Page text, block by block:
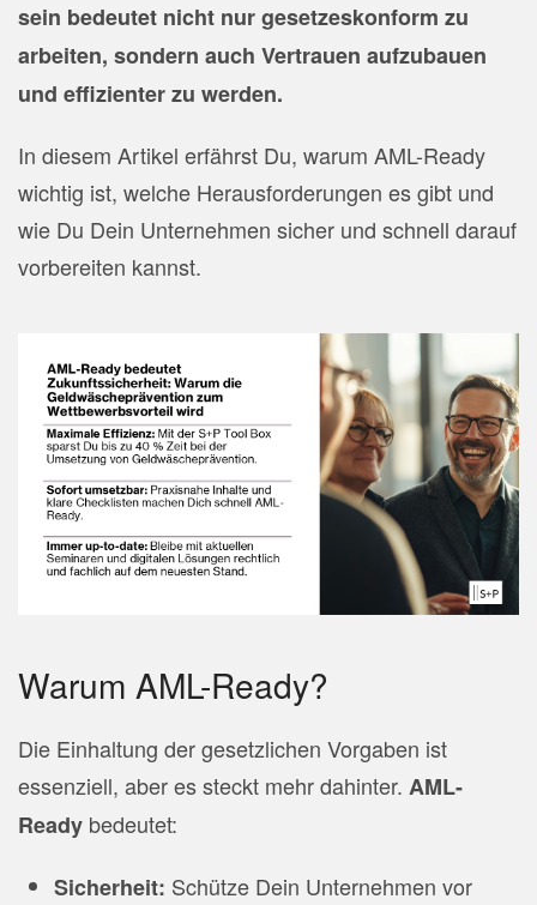
sein bedeutet nicht nur gesetzeskonform zu
arbeiten, sondern auch Vertrauen aufzubauen
und effizienter zu werden.
In diesem Artikel erfährst Du, warum AML-Ready
wichtig ist, welche Herausforderungen es gibt und
wie Du Dein Unternehmen sicher und schnell darauf
vorbereiten kannst.
Warum AML-Ready?
Die Einhaltung der gesetzlichen Vorgaben ist
essenziell, aber es steckt mehr dahinter. AML-
Ready bedeutet:
Sicherheit: Schütze Dein Unternehmen vor